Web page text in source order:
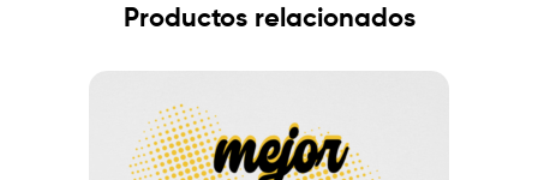
Productos relacionados